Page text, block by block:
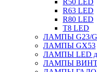
R50 LED
R63 LED
R80 LED
T8 LED
ЛАМПЫ G23/
ЛАМПЫ GX53
ЛАМПЫ LED
ЛАМПЫ